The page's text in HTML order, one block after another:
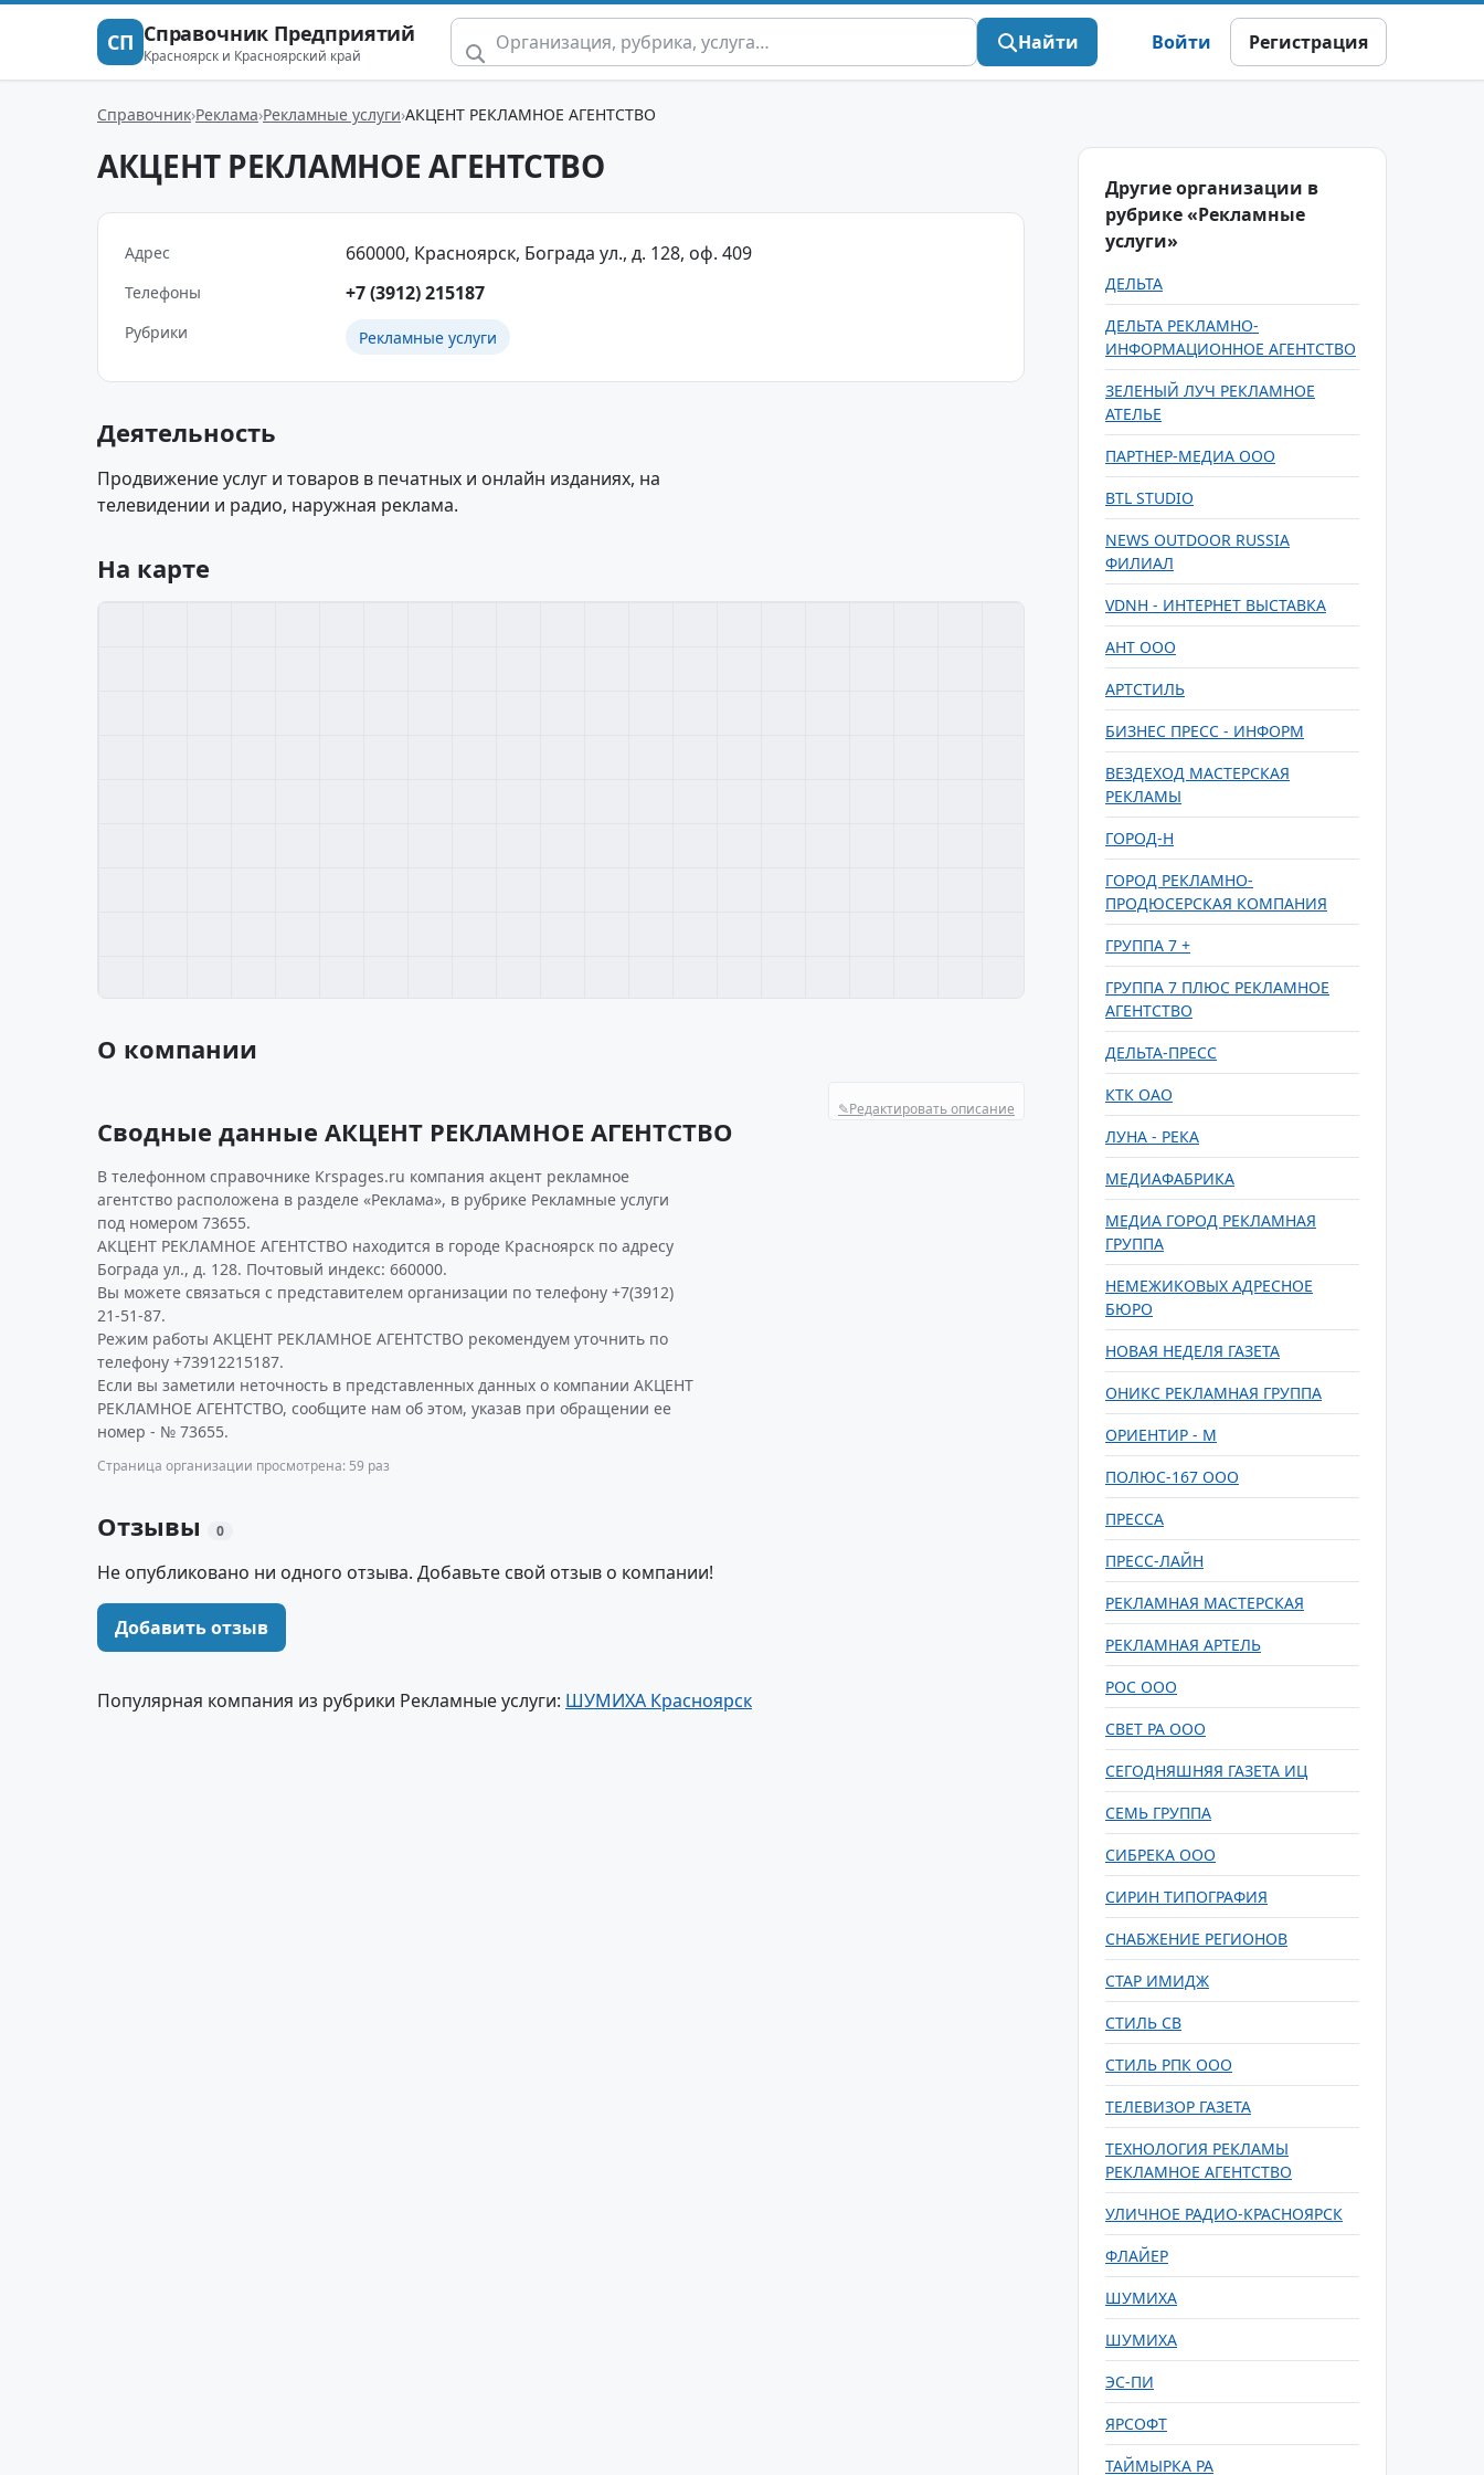
СП Справочник Предприятий
Красноярск и Красноярский край
Найти Войти Регистрация
Справочник Реклама Рекламные услуги АКЦЕНТ РЕКЛАМНОЕ АГЕНТСТВО
АКЦЕНТ РЕКЛАМНОЕ АГЕНТСТВО
Адрес 660000, Красноярск, Бограда ул., д. 128, оф. 409
Телефоны +7 (3912) 215187
Рубрики Рекламные услуги
Деятельность
Продвижение услуг и товаров в печатных и онлайн изданиях, на
телевидении и радио, наружная реклама.
На карте
О компании
✎Редактировать описание
Сводные данные АКЦЕНТ РЕКЛАМНОЕ АГЕНТСТВО
В телефонном справочнике Krspages.ru компания акцент рекламное
агентство расположена в разделе «Реклама», в рубрике Рекламные услуги
под номером 73655.
АКЦЕНТ РЕКЛАМНОЕ АГЕНТСТВО находится в городе Красноярск по адресу
Бограда ул., д. 128. Почтовый индекс: 660000.
Вы можете связаться с представителем организации по телефону +7(3912)
21-51-87.
Режим работы АКЦЕНТ РЕКЛАМНОЕ АГЕНТСТВО рекомендуем уточнить по
телефону +73912215187.
Если вы заметили неточность в представленных данных о компании АКЦЕНТ
РЕКЛАМНОЕ АГЕНТСТВО, сообщите нам об этом, указав при обращении ее
номер - № 73655.
Страница организации просмотрена: 59 раз
Отзывы 0
Не опубликовано ни одного отзыва. Добавьте свой отзыв о компании!
Добавить отзыв
Популярная компания из рубрики Рекламные услуги: ШУМИХА Красноярск
Другие организации в
рубрике «Рекламные
услуги»
ДЕЛЬТА
ДЕЛЬТА РЕКЛАМНО-
ИНФОРМАЦИОННОЕ АГЕНТСТВО
ЗЕЛЕНЫЙ ЛУЧ РЕКЛАМНОЕ
АТЕЛЬЕ
ПАРТНЕР-МЕДИА ООО
BTL STUDIO
NEWS OUTDOOR RUSSIA
ФИЛИАЛ
VDNH - ИНТЕРНЕТ ВЫСТАВКА
АНТ ООО
АРТСТИЛЬ
БИЗНЕС ПРЕСС - ИНФОРМ
ВЕЗДЕХОД МАСТЕРСКАЯ
РЕКЛАМЫ
ГОРОД-Н
ГОРОД РЕКЛАМНО-
ПРОДЮСЕРСКАЯ КОМПАНИЯ
ГРУППА 7 +
ГРУППА 7 ПЛЮС РЕКЛАМНОЕ
АГЕНТСТВО
ДЕЛЬТА-ПРЕСС
КТК ОАО
ЛУНА - РЕКА
МЕДИАФАБРИКА
МЕДИА ГОРОД РЕКЛАМНАЯ
ГРУППА
НЕМЕЖИКОВЫХ АДРЕСНОЕ
БЮРО
НОВАЯ НЕДЕЛЯ ГАЗЕТА
ОНИКС РЕКЛАМНАЯ ГРУППА
ОРИЕНТИР - М
ПОЛЮС-167 ООО
ПРЕССА
ПРЕСС-ЛАЙН
РЕКЛАМНАЯ МАСТЕРСКАЯ
РЕКЛАМНАЯ АРТЕЛЬ
РОС ООО
СВЕТ РА ООО
СЕГОДНЯШНЯЯ ГАЗЕТА ИЦ
СЕМЬ ГРУППА
СИБРЕКА ООО
СИРИН ТИПОГРАФИЯ
СНАБЖЕНИЕ РЕГИОНОВ
СТАР ИМИДЖ
СТИЛЬ СВ
СТИЛЬ РПК ООО
ТЕЛЕВИЗОР ГАЗЕТА
ТЕХНОЛОГИЯ РЕКЛАМЫ
РЕКЛАМНОЕ АГЕНТСТВО
УЛИЧНОЕ РАДИО-КРАСНОЯРСК
ФЛАЙЕР
ШУМИХА
ШУМИХА
ЭС-ПИ
ЯРСОФТ
ТАЙМЫРКА РА